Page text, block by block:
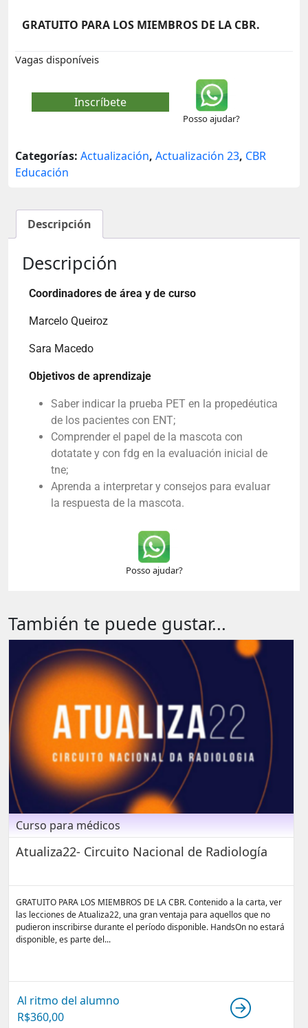
GRATUITO PARA LOS MIEMBROS DE LA CBR.
Vagas disponíveis
Inscríbete
Posso ajudar?
Categorías: Actualización, Actualización 23, CBR
Educación
Descripción
Descripción
Coordinadores de área y de curso
Marcelo Queiroz
Sara Macedo
Objetivos de aprendizaje
Saber indicar la prueba PET en la propedéutica
de los pacientes con ENT;
Comprender el papel de la mascota con
dotatate y con fdg en la evaluación inicial de
tne;
Aprenda a interpretar y consejos para evaluar
la respuesta de la mascota.
Posso ajudar?
También te puede gustar...
Curso para médicos
Atualiza22- Circuito Nacional de Radiología
GRATUITO PARA LOS MIEMBROS DE LA CBR. Contenido a la carta, ver
las lecciones de Atualiza22, una gran ventaja para aquellos que no
pudieron inscribirse durante el período disponible. HandsOn no estará
disponible, es parte del...
Al ritmo del alumno
R$360,00